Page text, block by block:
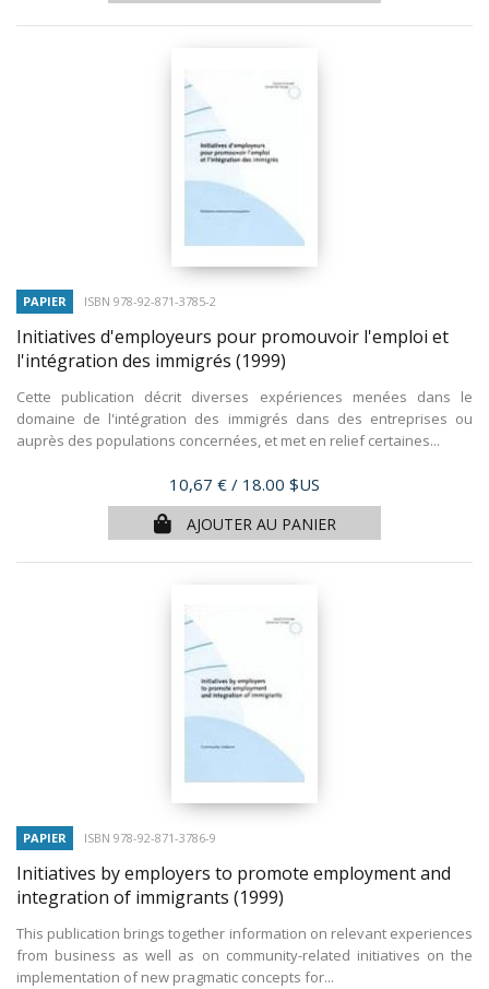
PAPIER ISBN 978-92-871-3785-2
Initiatives d'employeurs pour promouvoir l'emploi et
l'intégration des immigrés (1999)
Cette publication décrit diverses expériences menées dans le
domaine de l'intégration des immigrés dans des entreprises ou
auprès des populations concernées, et met en relief certaines...
Prix
10,67 € / 18.00 $US
AJOUTER AU PANIER
PAPIER ISBN 978-92-871-3786-9
Initiatives by employers to promote employment and
integration of immigrants (1999)
This publication brings together information on relevant experiences
from business as well as on community-related initiatives on the
implementation of new pragmatic concepts for...